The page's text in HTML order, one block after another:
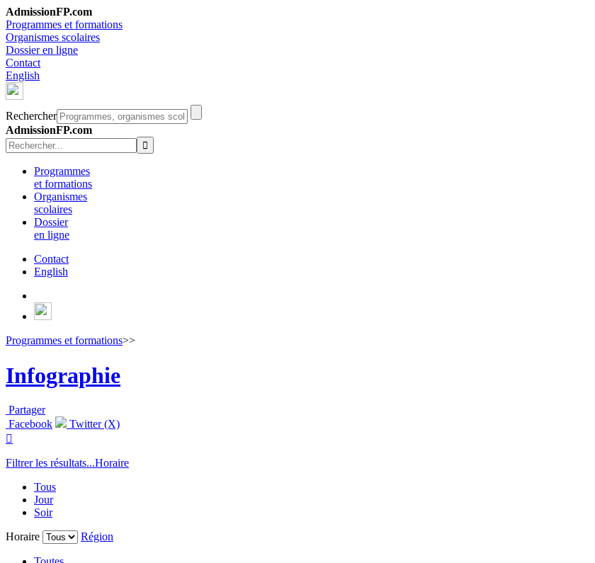
AdmissionFP.com
Programmes et formations
Organismes scolaires
Dossier en ligne
Contact
English
Rechercher
AdmissionFP.com
Programmes
et formations
Organismes
scolaires
Dossier
en ligne
Contact
English
Programmes et formations>>
Infographie
Partager
Facebook
Twitter (X)

Filtrer les résultats...Horaire
Tous
Jour
Soir
Horaire
Région